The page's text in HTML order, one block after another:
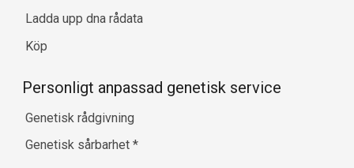
Ladda upp dna rådata
Köp
Personligt anpassad genetisk service
Genetisk rådgivning
Genetisk sårbarhet *